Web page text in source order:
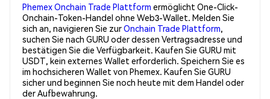
Phemex Onchain Trade Plattform ermöglicht One-Click-
Onchain-Token-Handel ohne Web3-Wallet. Melden Sie
sich an, navigieren Sie zurOnchain Trade Plattform,
suchen Sie nach GURU oder dessen Vertragsadresse und
bestätigen Sie die Verfügbarkeit. Kaufen Sie GURU mit
USDT, kein externes Wallet erforderlich. Speichern Sie es
im hochsicheren Wallet von Phemex. Kaufen Sie GURU
sicher und beginnen Sie noch heute mit dem Handel oder
der Aufbewahrung.